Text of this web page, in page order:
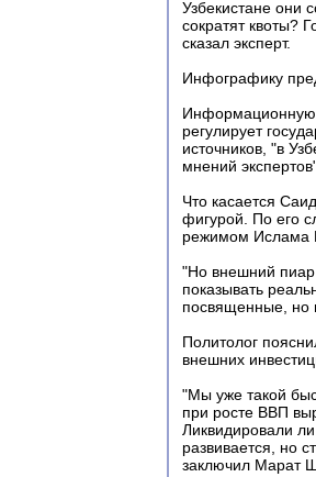
Узбекистане они
сократят квоты?
сказал эксперт.
Инфографику
Информационную
регулирует
источников, "в
мнений
Что касается
фигурой. По его
режимом Ислама
"Но внешний пиар
показывать
посвященные, но
Политолог
внешних
"Мы уже такой
при росте ВВП
Ликвидировали
развивается, но
заключил Марат